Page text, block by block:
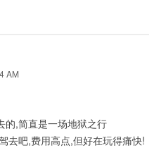
AM
的,简直是一场地狱之行
去吧,费用高点,但好在玩得痛快!